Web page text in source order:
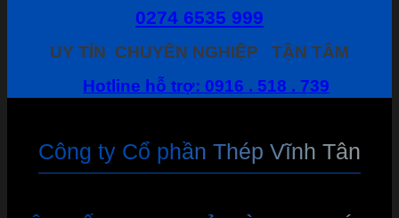
0274 6535 999
UY TÍN CHUYÊN NGHIỆP
TẬN TÂM
Hotline hỗ trợ: 0916 . 518 . 739
Công ty Cổ phần Thép Vĩnh Tân